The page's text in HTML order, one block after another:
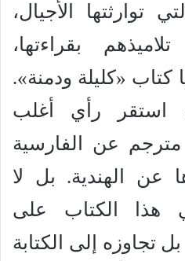
توارثتها الأجيال،
بقراءتها،
كتاب «كليلة ودمنة».
استقر رأي أغلب
مترجم عن الفارسية
عن الهندية. بل لا
هذا الكتاب على
تجاوزه إلى الكتابة